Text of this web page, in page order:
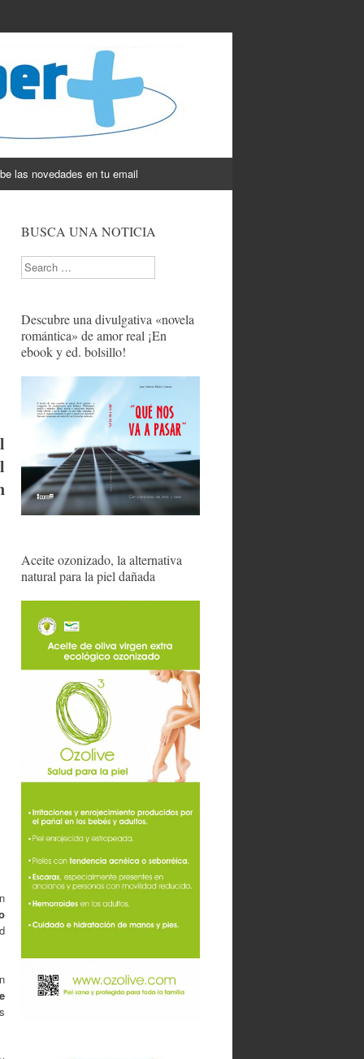
las novedades en tu email
BUSCA UNA NOTICIA
Search
Descubre una divulgativa «novela
romántica» de amor real ¡En
ebook y ed. bolsillo!
Aceite ozonizado, la alternativa
natural para la piel dañada